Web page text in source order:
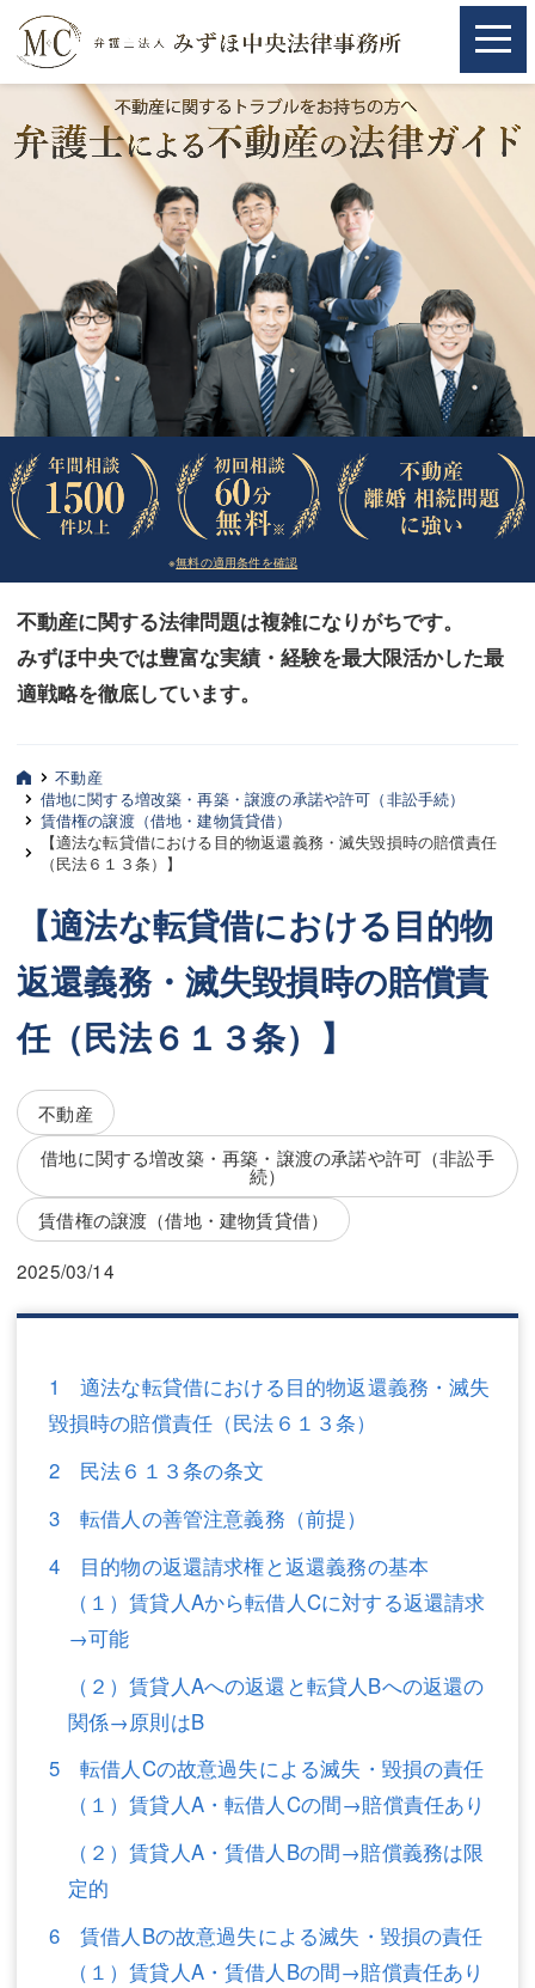
取扱分野
相続・遺言
離婚（夫婦間トラブル）
企業法務
労働問題（解雇，残業等）
刑事弁護
交通事故
法律相談など（その他）
お客様へ
みずほ中央の特長・形式編
弁護士紹介
三平 聡史
酒井 博之
坂本 陽一
桶川 聡
吉元 優仁
弁護士費用
不動産
離婚（夫婦間トラブル）
企業法務
交通事故
不動産登記
商業登記
債務整理
マスコミ取材・実績
アクセス
東京事務所 (新宿・四谷)
※無料の適用条件を確認
不動産に関する法律問題は複雑になりがちです。
みずほ中央では豊富な実績・経験を最大限活かした最
適戦略を徹底しています。
取扱分野
相続・遺言
離婚（夫婦間トラブル）
企業法務
労働問題（解雇，残業等）
刑事弁護
交通事故
法律相談など（その他）
お客様へ
みずほ中央の特長・形式編
弁護士紹介
三平 聡史
酒井 博之
坂本 陽一
桶川 聡
吉元 優仁
弁護士費用
不動産
相続・遺言
企業法務
労働問題（解雇，残業等）
不動産登記
商業登記
調査・書面作成
マスコミ取材・実績
アクセス
東京事務所 (新宿・四谷)
埼玉事務所 (さいたま市)
不動産
借地に関する増改築・再築・譲渡の承諾や許可（非訟手続）
賃借権の譲渡（借地・建物賃貸借）
【適法な転貸借における目的物返還義務・滅失毀損時の賠償責任
（民法６１３条）】
【適法な転貸借における目的物
返還義務・滅失毀損時の賠償責
任（民法６１３条）】
不動産
借地に関する増改築・再築・譲渡の承諾や許可（非訟手
続）
賃借権の譲渡（借地・建物賃貸借）
2025/03/14
1 適法な転貸借における目的物返還義務・滅失
毀損時の賠償責任（民法６１３条）
2 民法６１３条の条文
3 転借人の善管注意義務（前提）
4 目的物の返還請求権と返還義務の基本
（１）賃貸人Aから転借人Cに対する返還請求
→可能
（２）賃貸人Aへの返還と転貸人Bへの返還の
関係→原則はB
5 転借人Cの故意過失による滅失・毀損の責任
（１）賃貸人A・転借人Cの間→賠償責任あり
（２）賃貸人A・賃借人Bの間→賠償義務は限
定的
6 賃借人Bの故意過失による滅失・毀損の責任
（１）賃貸人A・賃借人Bの間→賠償責任あり